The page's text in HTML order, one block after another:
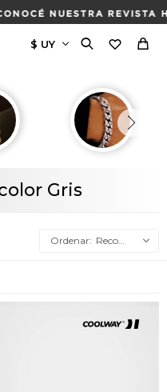
NUESTRA REVISTA
Gris
Recomendados